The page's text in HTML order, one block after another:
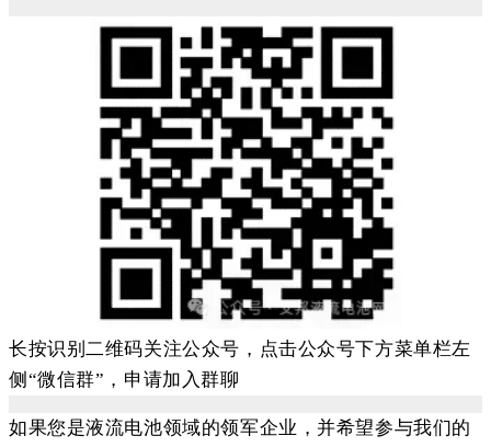
长按识别二维码关注公众号，点击公众号下方菜单栏左
侧“微信群”，申请加入群聊
如果您是液流电池领域的领军企业，并希望参与我们的